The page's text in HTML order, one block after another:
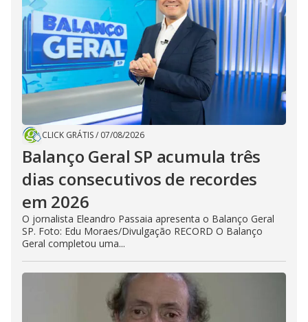
CLICK GRÁTIS/ 07/08/2026
Balanço Geral SP acumula três
dias consecutivos de recordes
em 2026
O jornalista Eleandro Passaia apresenta o Balanço Geral
SP. Foto: Edu Moraes/Divulgação RECORD O Balanço
Geral completou uma...